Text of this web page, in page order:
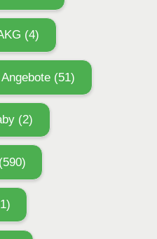
(4)
Angebote(51)
(2)
(590)